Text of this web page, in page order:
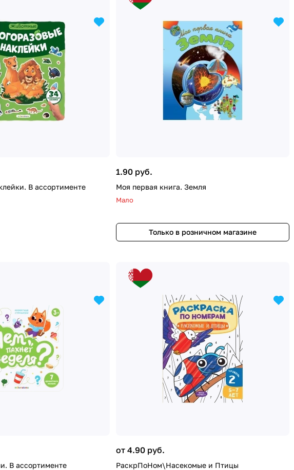
В ассортименте
1.90 руб.
Моя первая книга. Земля
Мало
Только в розничном магазине
В ассортименте
от 4.90 руб.
РаскрПоНом\Насекомые и Птицы